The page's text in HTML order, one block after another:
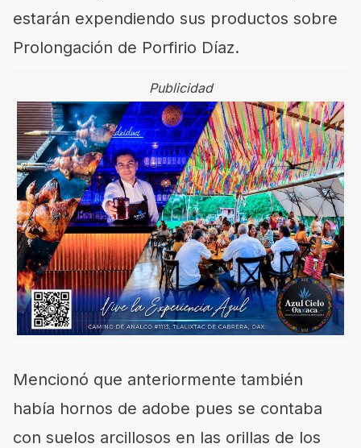
estarán expendiendo sus productos sobre
Prolongación de Porfirio Díaz.
Publicidad
Mencionó que anteriormente también
había hornos de adobe pues se contaba
con suelos arcillosos en las orillas de los